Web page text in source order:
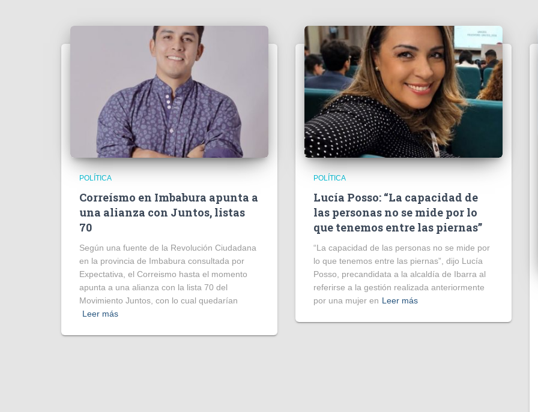
POLÍTICA
Correísmo en Imbabura apunta a
una alianza con Juntos, listas
70
Según una fuente de la Revolución Ciudadana
en la provincia de Imbabura consultada por
Expectativa, el Correismo hasta el momento
apunta a una alianza con la lista 70 del
Movimiento Juntos, con lo cual quedarían
Leer más
POLÍTICA
Lucía Posso: “La capacidad de
las personas no se mide por lo
que tenemos entre las piernas”
“La capacidad de las personas no se mide por
lo que tenemos entre las piernas”, dijo Lucía
Posso, precandidata a la alcaldía de Ibarra al
referirse a la gestión realizada anteriormente
por una mujer en Leer más